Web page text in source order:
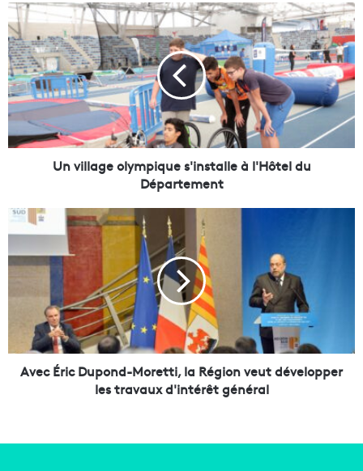
U
n
v
i
l
l
a
g
e
m
p
i
q
e
i
Un village olympique s'installe à l'Hôtel du
Département
A
v
e
c
r
D
Avec Éric Dupond-Moretti, la Région veut développer
les travaux d'intérêt général